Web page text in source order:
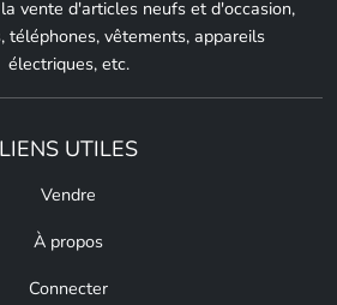
vente d'articles neufs et d'occasion,
téléphones, vêtements, appareils
électriques, etc.
LIENS UTILES
Vendre
À propos
Connecter